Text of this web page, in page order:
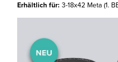
Erhältlich für: 3-18x42 Meta (1.